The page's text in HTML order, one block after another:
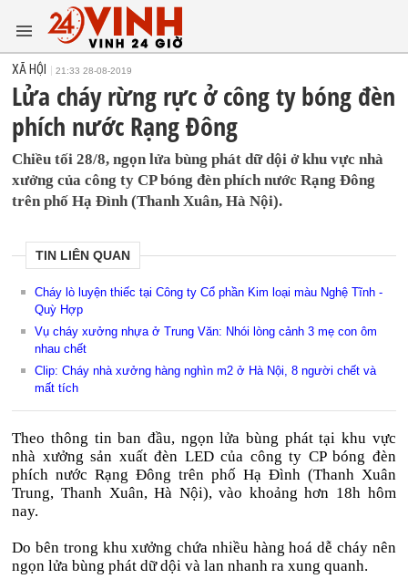
XÃ HỘI 21:33 28-08-2019
Lửa cháy rừng rực ở công ty bóng đèn
phích nước Rạng Đông
Chiều tối 28/8, ngọn lửa bùng phát dữ dội ở khu vực nhà
xưởng của công ty CP bóng đèn phích nước Rạng Đông
trên phố Hạ Đình (Thanh Xuân, Hà Nội).
TIN LIÊN QUAN
Cháy lò luyện thiếc tại Công ty Cổ phần Kim loại màu Nghệ Tĩnh -
Quỳ Hợp
Vụ cháy xưởng nhựa ở Trung Văn: Nhói lòng cảnh 3 mẹ con ôm
nhau chết
Clip: Cháy nhà xưởng hàng nghìn m2 ở Hà Nội, 8 người chết và
mất tích
Theo thông tin ban đầu, ngọn lửa bùng phát tại khu vực
nhà xưởng sản xuất đèn LED của công ty CP bóng đèn
phích nước Rạng Đông trên phố Hạ Đình (Thanh Xuân
Trung, Thanh Xuân, Hà Nội), vào khoảng hơn 18h hôm
nay.
Do bên trong khu xưởng chứa nhiều hàng hoá dễ cháy nên
ngọn lửa bùng phát dữ dội và lan nhanh ra xung quanh.